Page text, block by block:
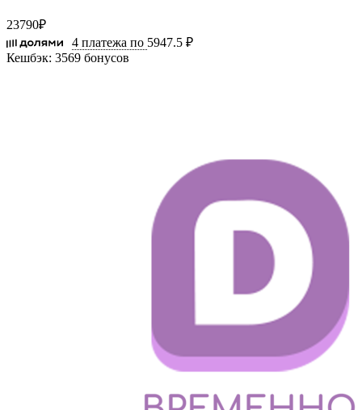
23790₽
4 платежа по 5947.5 ₽
Кешбэк: 3569 бонусов